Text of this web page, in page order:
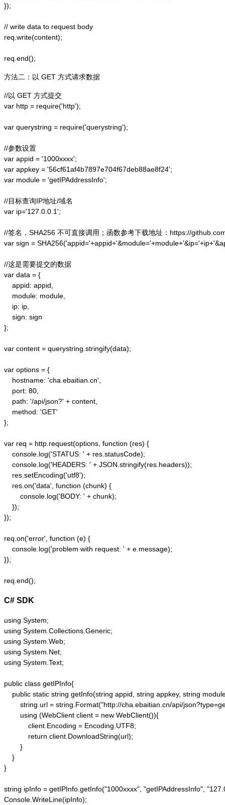
});
// write data to request body
req.write(content);
方法二：以 GET 方式请求数据
//以 GET 方式提交
var http = require('http');
var querystring = require('querystring');
//参数设置
var appid = '1000xxxx';
var appkey = '56cf61af4b7897e704f67deb88ae8f24';
var module = 'getIPAddressInfo';
//目标查询IP地址/域名
var ip='127.0.0.1';
//签名，SHA256 不可直接调用；函数参考下载地址：https://
var sign =
//这是需要提交的数据
var data = {
    appid: appid,
    module: module,
    ip: ip,
    sign: sign
};
var content = querystring.stringify(data);
var options = {
    hostname: 'cha.ebaitian.cn',
    port: 80,
    path: '/api/json?' + content,
    method: 'GET'
};
var req = http.request(options, function (res) {
    console.log('STATUS: ' + res.statusCode);
    console.log('HEADERS: ' + JSON.stringify(res.headers));
    res.setEncoding('utf8');
    res.on('data', function (chunk) {
        console.log('BODY: ' + chunk);
    });
});
req.on('error', function (e) {
    console.log('problem with request: ' + e.message);
});
C# SDK
using System;
using System.Collections.Generic;
using System.Web;
using System.Net;
using System.Text;
public class getIPInfo{
public static string getInfo(string appid, string appkey, string
string url = string.Format("http://cha.ebaitian.cn/api/
        using (WebClient client = new WebClient()){
            client.Encoding = Encoding.UTF8;
            return client.DownloadString(url);
        }
    }
}
string ipInfo = getIPInfo.getInfo("1000xxxx", "getIPAddressInfo",
Console.WriteLine(ipInfo);